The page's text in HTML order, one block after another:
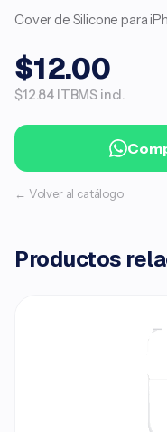
Cover de Silicone para
$12.00
$12.84 ITBMS incl.
← Volver al catálogo
Productos